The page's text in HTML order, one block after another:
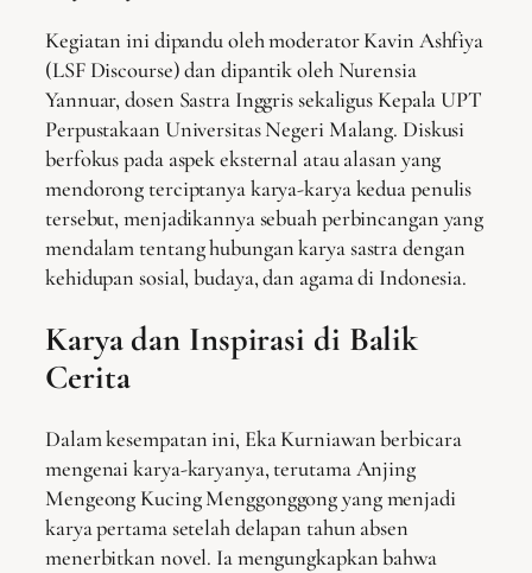
Kegiatan ini dipandu oleh moderator Kavin Ashfiya
(LSF Discourse) dan dipantik oleh Nurensia
Yannuar, dosen Sastra Inggris sekaligus Kepala UPT
Perpustakaan Universitas Negeri Malang. Diskusi
berfokus pada aspek eksternal atau alasan yang
mendorong terciptanya karya-karya kedua penulis
tersebut, menjadikannya sebuah perbincangan yang
mendalam tentang hubungan karya sastra dengan
kehidupan sosial, budaya, dan agama di Indonesia.
Karya dan Inspirasi di Balik
Cerita
Dalam kesempatan ini, Eka Kurniawan berbicara
mengenai karya-karyanya, terutama Anjing
Mengeong Kucing Menggonggong yang menjadi
karya pertama setelah delapan tahun absen
menerbitkan novel. Ia mengungkapkan bahwa